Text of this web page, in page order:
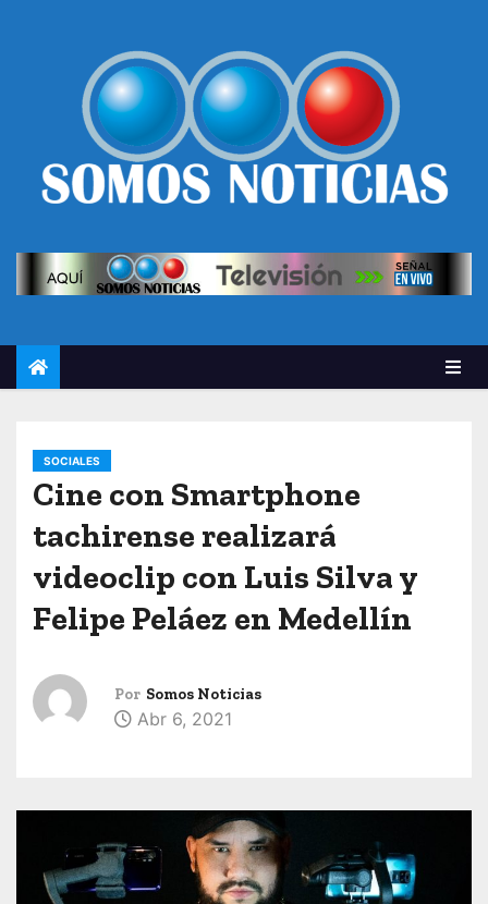
SOCIALES
Cine con Smartphone
tachirense realizará
videoclip con Luis Silva y
Felipe Peláez en Medellín
Por Somos Noticias
Abr 6, 2021